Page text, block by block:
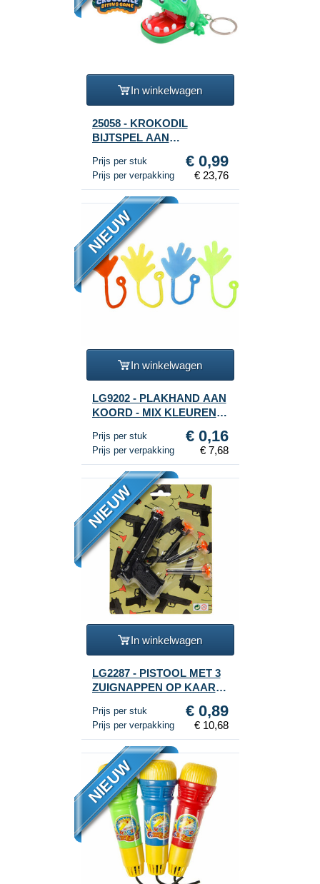
In winkelwagen
25058 - KROKODIL
BIJTSPEL AAN
KAART (24st.)
Prijs per stuk € 0,99
Prijs per verpakking € 23,76
NIEUW
In winkelwagen
LG9202 - PLAKHAND AAN
KOORD - MIX KLEUREN
Prijs per stuk € 0,16
Prijs per verpakking € 7,68
NIEUW
In winkelwagen
LG2287 - PISTOOL MET 3
ZUIGNAPPEN OP KAART
Prijs per stuk € 0,89
Prijs per verpakking € 10,68
NIEUW